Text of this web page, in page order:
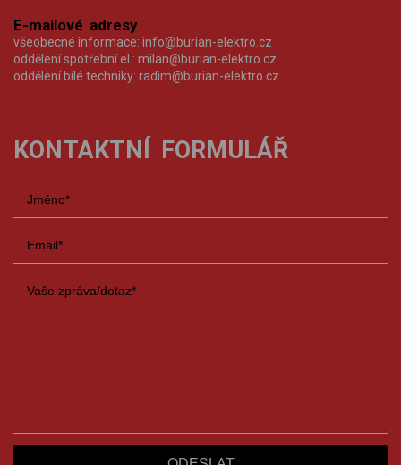
E-mailové adresy
všeobecné informace: info@burian-elektro.cz
oddělení spotřební el.: milan@burian-elektro.cz
oddělení bílé techniky: radim@burian-elektro.cz
KONTAKTNÍ FORMULÁŘ